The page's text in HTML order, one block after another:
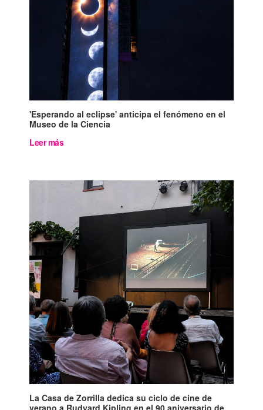
'Esperando al eclipse' anticipa el fenómeno en el
Museo de la Ciencia
Leer más
La Casa de Zorrilla dedica su ciclo de cine de